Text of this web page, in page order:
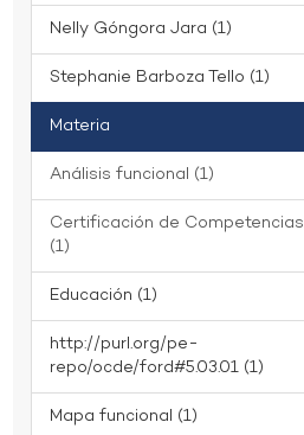
Nelly Góngora Jara (1)
Stephanie Barboza Tello (1)
Materia
Análisis funcional (1)
Certificación de Competencias
(1)
Educación (1)
http://purl.org/pe-
repo/ocde/ford#5.03.01 (1)
Mapa funcional (1)